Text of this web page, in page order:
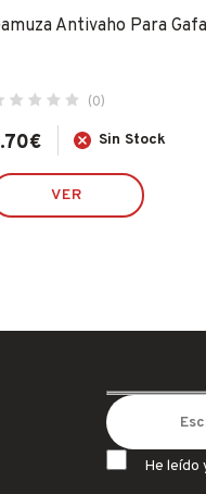
Antivaho Para
(0)
€ Sin Stock
VER
He leído